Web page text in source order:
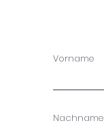
Vorname
Nachname